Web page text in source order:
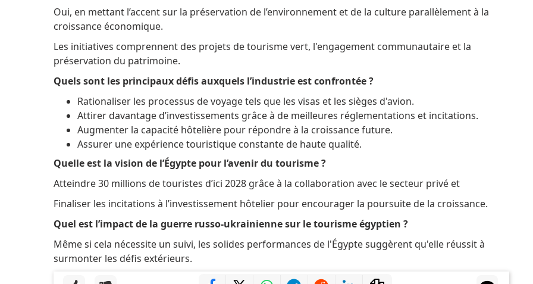
Oui, en mettant l’accent sur la préservation de l’environnement et de la culture parallèlement à la
croissance économique.
Les initiatives comprennent des projets de tourisme vert, l'engagement communautaire et la
préservation du patrimoine.
Quels sont les principaux défis auxquels l’industrie est confrontée ?
Rationaliser les processus de voyage tels que les visas et les sièges d'avion.
Attirer davantage d’investissements grâce à de meilleures réglementations et incitations.
Augmenter la capacité hôtelière pour répondre à la croissance future.
Assurer une expérience touristique constante de haute qualité.
Quelle est la vision de l’Égypte pour l’avenir du tourisme ?
Atteindre 30 millions de touristes d’ici 2028 grâce à la collaboration avec le secteur privé et
Finaliser les incitations à l’investissement hôtelier pour encourager la poursuite de la croissance.
Quel est l’impact de la guerre russo-ukrainienne sur le tourisme égyptien ?
Même si cela nécessite un suivi, les solides performances de l'Égypte suggèrent qu'elle réussit à
surmonter les défis extérieurs.